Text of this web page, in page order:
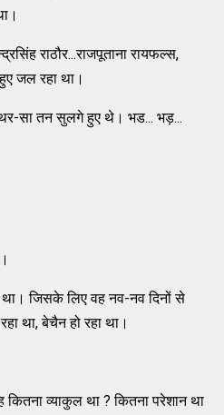
राठौर...राजपूताना रायफल्स,
जल रहा था।
सा तन सुलगे हुए थे। भड... भड़...
जिसके लिए वह नव-नव दिनों से
था, बेचैन हो रहा था।
व्याकुल था ? कितना परेशान था